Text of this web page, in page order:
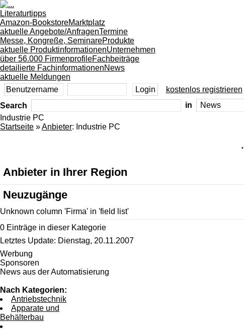
Literaturtipps
Amazon-BookstoreMarktplatz
aktuelle Angebote/AnfragenTermine
Messe, Kongreße, SeminareProdukte
aktuelle ProduktinformationenUnternehmen
über 56.000 FirmenprofileFachbeiträge
detailierte FachinformationenNews
aktuelle Meldungen
kostenlos registrieren
Search
in
Industrie PC
Startseite »Anbieter: Industrie PC
•
Anbieter in Ihrer Region
Neuzugänge
Unknown column 'Firma' in 'field list'
0 Einträge in dieser Kategorie
Letztes Update: Dienstag, 20.11.2007
Werbung
Sponsoren
News aus der Automatisierung
Nach Kategorien:
Antriebstechnik
Apparate und
Behälterbau